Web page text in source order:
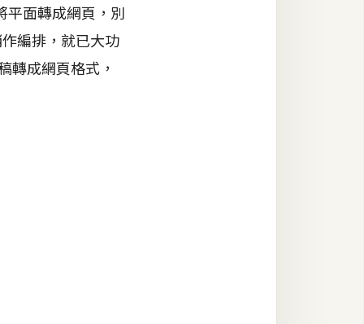
平面轉成網頁，別
編排，就已大功
轉成網頁格式，